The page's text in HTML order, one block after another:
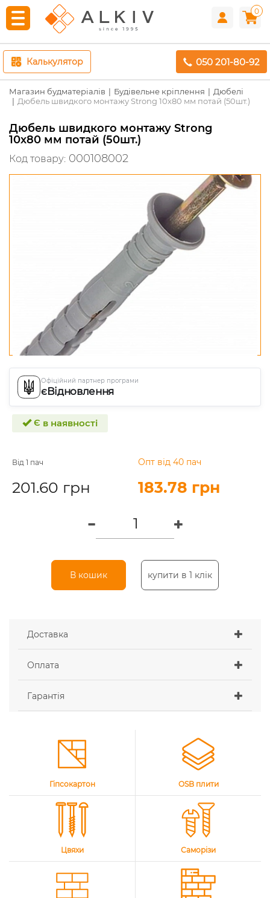
0
Калькулятор 050 201-80-92
Магазин будматеріалів Будівельне кріплення
Дюбелі
Дюбель швидкого монтажу Strong 10х80 мм потай (50шт.)
Дюбель швидкого монтажу Strong
10х80 мм потай (50шт.)
Код товару: 000108002
Офіційний партнер програми
єВідновлення
Є в наявності
Від 1 пач
201.60 грн
Опт від 40 пач
183.78 грн
В кошик купити в 1 клік
Доставка
Оплата
Гарантія
Гіпсокартон OSB плити
Цвяхи Саморізи